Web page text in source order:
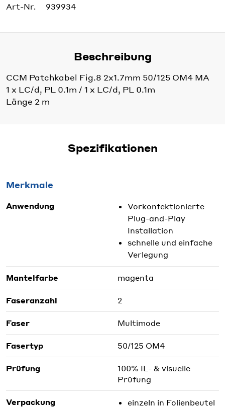
Art-Nr. 939934
Beschreibung
CCM Patchkabel Fig.8 2x1.7mm 50/125 OM4 MA
1 x LC/d, PL 0.1m / 1 x LC/d, PL 0.1m
Länge 2 m
Spezifikationen
Merkmale
Anwendung
Vorkonfektionierte
Plug-and-Play
Installation
schnelle und einfache
Verlegung
Mantelfarbe magenta
Faseranzahl 2
Faser Multimode
Fasertyp 50/125 OM4
Prüfung
100% IL- & visuelle
Prüfung
Verpackung
einzeln in Folienbeutel